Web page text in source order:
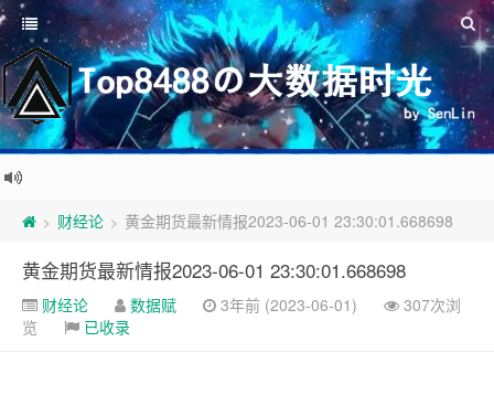
> 财经论 > 黄金期货最新情报2023-06-01 23:30:01.668698
黄金期货最新情报2023-06-01 23:30:01.668698
财经论 数据赋 3年前 (2023-06-01)
307次浏
览
已收录